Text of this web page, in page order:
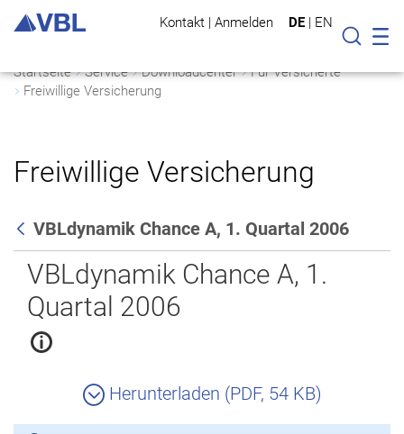
Kontakt | Anmelden DE | EN
Suche
Startseite Service Downloadcenter
Für Versicherte
Freiwillige Versicherung
Freiwillige Versicherung
Zurück
VBLdynamik Chance A, 1. Quartal 2006
VBLdynamik Chance A, 1.
Quartal 2006
Herunterladen (PDF, 54 KB)